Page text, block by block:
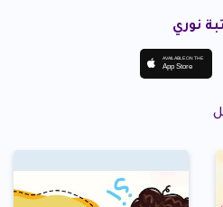
نوري
AVAILABLE ON THE
App Store